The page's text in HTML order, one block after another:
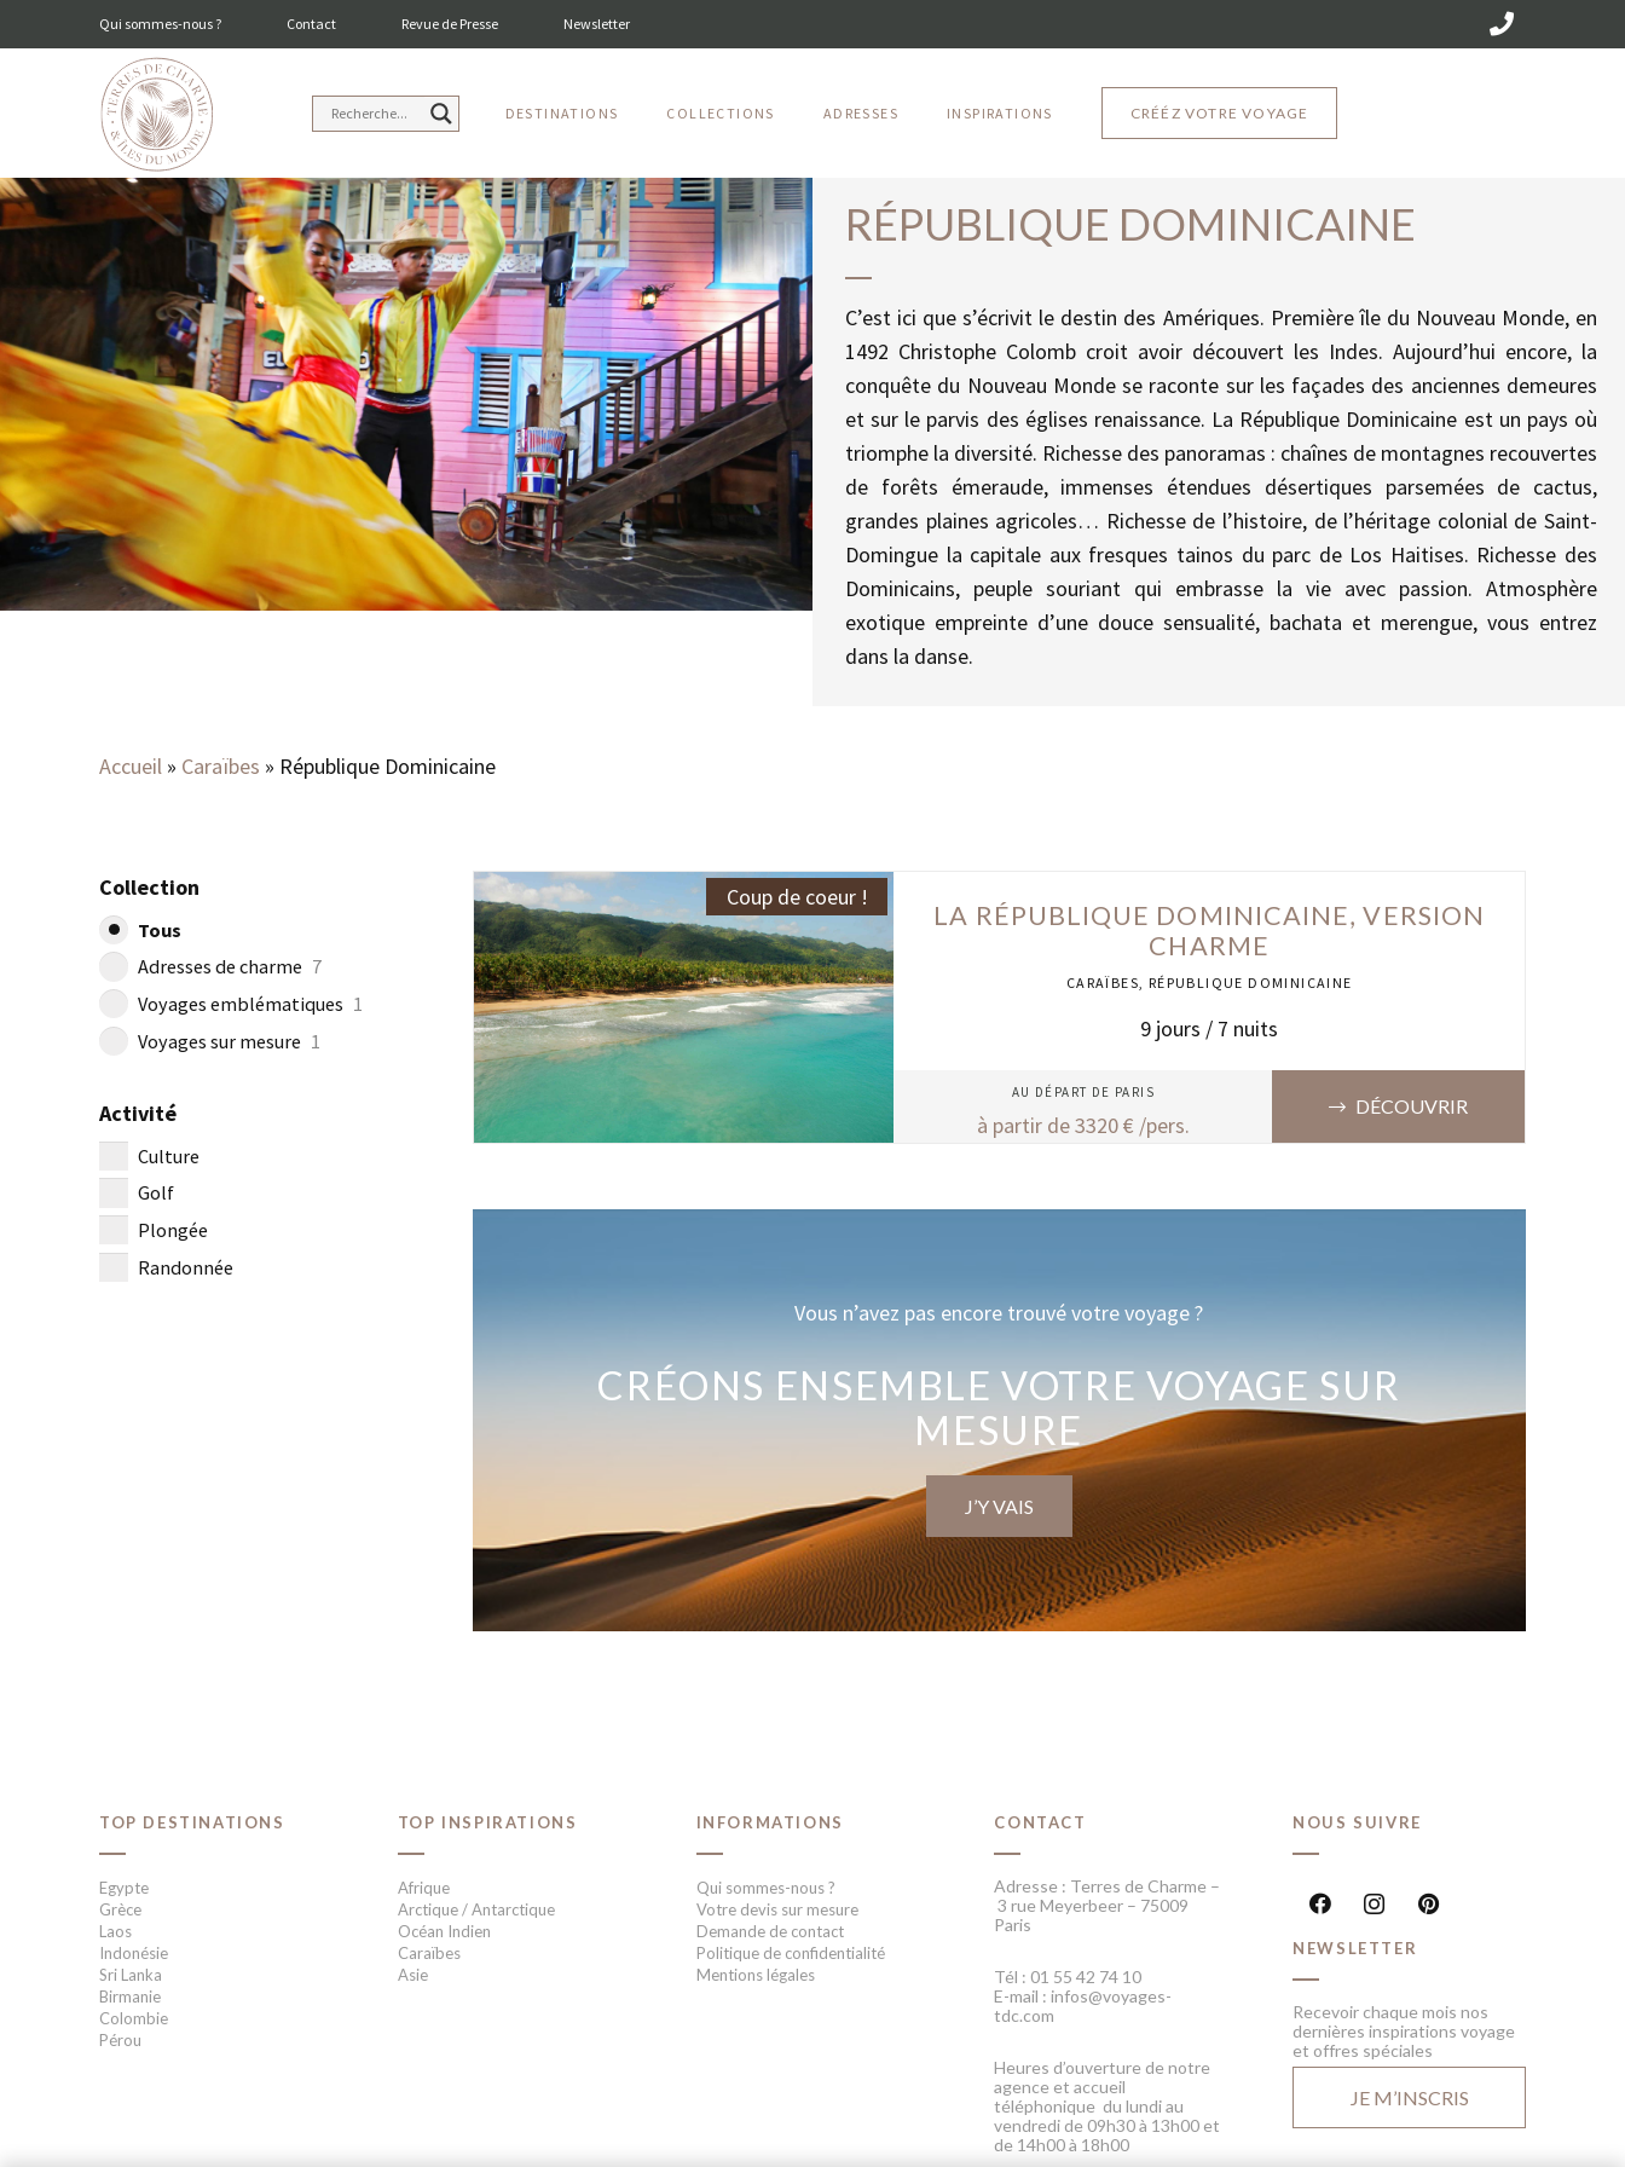
Qui sommes-nous ? Contact Revue de Presse Newsletter
DESTINATIONS COLLECTIONS ADRESSES INSPIRATIONS CRÉÉZ VOTRE VOYAGE
RÉPUBLIQUE DOMINICAINE
C’est ici que s’écrivit le destin des Amériques. Première île du Nouveau Monde, en
1492 Christophe Colomb croit avoir découvert les Indes. Aujourd’hui encore, la
conquête du Nouveau Monde se raconte sur les façades des anciennes demeures
et sur le parvis des églises renaissance. La République Dominicaine est un pays où
triomphe la diversité. Richesse des panoramas : chaînes de montagnes recouvertes
de forêts émeraude, immenses étendues désertiques parsemées de cactus,
grandes plaines agricoles… Richesse de l’histoire, de l’héritage colonial de Saint-
Domingue la capitale aux fresques tainos du parc de Los Haitises. Richesse des
Dominicains, peuple souriant qui embrasse la vie avec passion. Atmosphère
exotique empreinte d’une douce sensualité, bachata et merengue, vous entrez
dans la danse.
Accueil » Caraïbes » République Dominicaine
Collection
Tous
Adresses de charme 7
Voyages emblématiques 1
Voyages sur mesure 1
Activité
Culture
Golf
Plongée
Randonnée
Coup de coeur !
LA RÉPUBLIQUE DOMINICAINE, VERSION
CHARME
CARAÏBES RÉPUBLIQUE DOMINICAINE
9 jours / 7 nuits
AU DÉPART DE PARIS
à partir de3320€ /pers.
DÉCOUVRIR
Vous n’avez pas encore trouvé votre voyage ?
CRÉONS ENSEMBLE VOTRE VOYAGE SUR
MESURE
J’Y VAIS
TOP DESTINATIONS
Egypte
Grèce
Laos
Indonésie
Sri Lanka
Birmanie
Colombie
Pérou
TOP INSPIRATIONS
Afrique
Arctique / Antarctique
Océan Indien
Caraïbes
Asie
INFORMATIONS
Qui sommes-nous ?
Votre devis sur mesure
Demande de contact
Politique de confidentialité
Mentions légales
CONTACT
Adresse : Terres de Charme –
3 rue Meyerbeer – 75009
Paris
Tél : 01 55 42 74 10
E-mail : infos@voyages-
tdc.com
Heures d’ouverture de notre
agence et accueil
téléphonique du lundi au
vendredi de 09h30 à 13h00 et
de 14h00 à 18h00
NOUS SUIVRE
NEWSLETTER
Recevoir chaque mois nos
dernières inspirations voyage
et offres spéciales
JE M’INSCRIS